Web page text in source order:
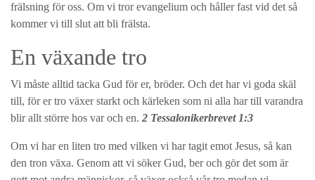
frälsning för oss. Om vi tror evangelium och håller fast vid det så
kommer vi till slut att bli frälsta.
En växande tro
Vi måste alltid tacka Gud för er, bröder. Och det har vi goda skäl
till, för er tro växer starkt och kärleken som ni alla har till varandra
blir allt större hos var och en. 2 Tessalonikerbrevet 1:3
Om vi har en liten tro med vilken vi har tagit emot Jesus, så kan
den tron växa. Genom att vi söker Gud, ber och gör det som är